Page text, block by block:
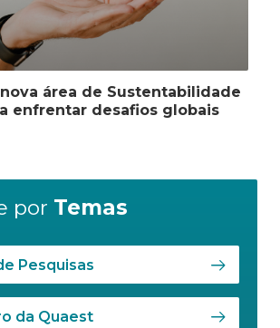
área de Sustentabilidade
enfrentar desafios globais
por Temas
Pesquisas
da Quaest